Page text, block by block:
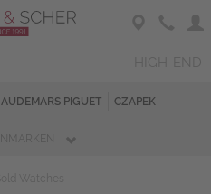
AUDEMARS PIGUET CZAPEK